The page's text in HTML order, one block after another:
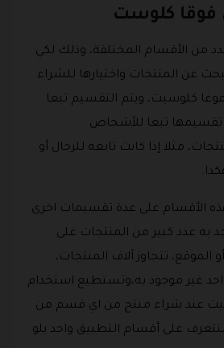
فوقا كلوست
من الأقسام المختلفة، وذلك لكي
عن المنتجات واختيارها للشراء
كلوسيت، ويتم التقسيم تبعا
تقسيمها تبعا للأشخاص
مثلا إذا كانت تابعه للرجال أو
الأقسام على عدة تقسيمات اخرى
به عدد كبير من المنتجات على
تتجاوز آلاف المنتجات،
واحد غير موجود به،وتستطيع استخدام
عند شراء منتج من اي قسم من
على أقسام التطبيق واحد يلو